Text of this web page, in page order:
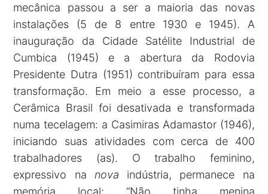
mecânica passou a ser a maioria das novas
instalações (5 de 8 entre 1930 e 1945). A
inauguração da Cidade Satélite Industrial de
Cumbica (1945) e a abertura da Rodovia
Presidente Dutra (1951) contribuíram para essa
transformação. Em meio a esse processo, a
Cerâmica Brasil foi desativada e transformada
numa tecelagem: a Casimiras Adamastor (1946),
iniciando suas atividades com cerca de 400
trabalhadores (as). O trabalho feminino,
expressivo na nova indústria, permanece na
memória local: “Não tinha menina